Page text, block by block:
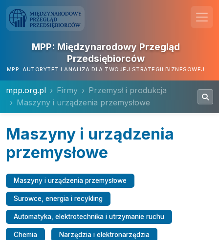
MPP: Międzynarodowy Przegląd
Przedsiębiorców
MPP: AUTORYTET I ANALIZA DLA TWOJEJ STRATEGII BIZNESOWEJ
mpp.org.pl Firmy
Przemysł i produkcja
Maszyny i urządzenia przemysłowe
Maszyny i urządzenia
przemysłowe
Maszyny i urządzenia przemysłowe
Surowce, energia i recykling
Automatyka, elektrotechnika i utrzymanie ruchu
Chemia Narzędzia i elektronarzędzia